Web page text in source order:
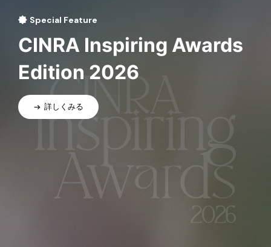
Special Feature
CINRA Inspiring Awards
Edition 2026
詳しくみる